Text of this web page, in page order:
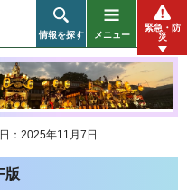
情報を探す メニュー
緊急・防
災
：2025年11月7日
版